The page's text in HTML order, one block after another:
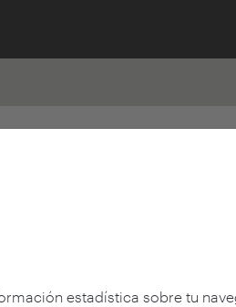
estadística sobre tu